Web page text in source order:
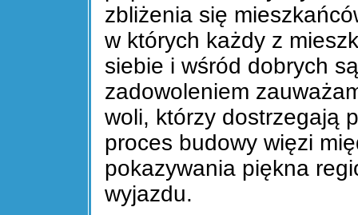
zbliżenia się
w których każdy z
siebie i wśród dobrych
zadowoleniem
woli, którzy dostrzegają
proces budowy więzi
pokazywania piękna
wyjazdu.